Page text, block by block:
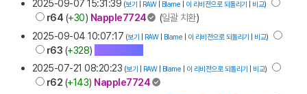
2025-09-07 15:31:39 (보기 RAW| Blame 이 리비전으로 되돌리기 비교)
r64 (+30) Napple7724 (일괄 치환)
2025-09-04 10:07:17 (보기 RAW| Blame 이 리비전으로 되돌리기 비교)
r63 (+328)
2025-07-21 08:20:23 (보기 RAW| Blame 이 리비전으로 되돌리기 비교)
r62 (+143) Napple7724